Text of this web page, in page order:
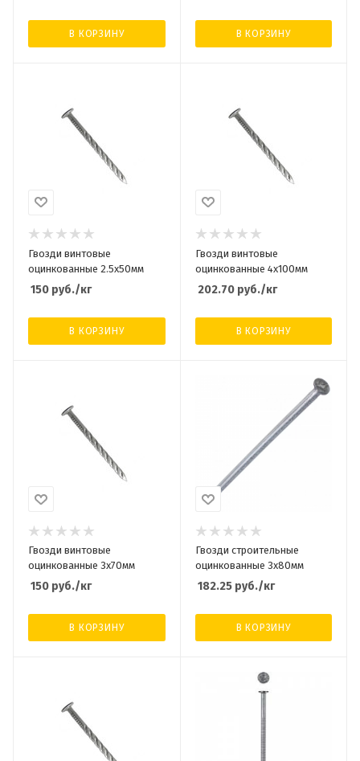
В КОРЗИНУ В КОРЗИНУ
Гвозди винтовые
оцинкованные 2.5х50мм
150 руб./кг
В КОРЗИНУ
Гвозди винтовые
оцинкованные 4х100мм
202.70руб./кг
В КОРЗИНУ
Гвозди винтовые
оцинкованные 3х70мм
150 руб./кг
В КОРЗИНУ
Гвозди строительные
оцинкованные 3х80мм
182.25руб./кг
В КОРЗИНУ